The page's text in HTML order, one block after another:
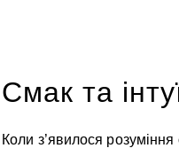
Смак та
Коли з’явилося